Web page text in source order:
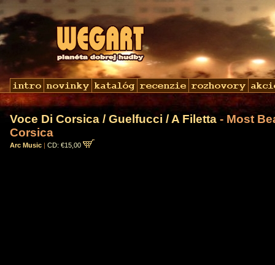
Voce Di Corsica / Guelfucci / A Filetta - Most
Corsica
Arc Music | CD: €15,00